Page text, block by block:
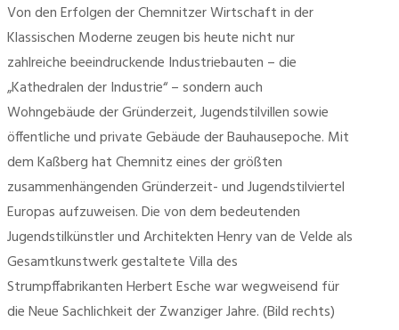
Von den Erfolgen der Chemnitzer Wirtschaft in der
Klassischen Moderne zeugen bis heute nicht nur
zahlreiche beeindruckende Industriebauten – die
„Kathedralen der Industrie“ – sondern auch
Wohngebäude der Gründerzeit, Jugendstilvillen sowie
öffentliche und private Gebäude der Bauhausepoche. Mit
dem Kaßberg hat Chemnitz eines der größten
zusammenhängenden Gründerzeit- und Jugendstilviertel
Europas aufzuweisen. Die von dem bedeutenden
Jugendstilkünstler und Architekten Henry van de Velde als
Gesamtkunstwerk gestaltete Villa des
Strumpffabrikanten Herbert Esche war wegweisend für
die Neue Sachlichkeit der Zwanziger Jahre.(Bild rechts)